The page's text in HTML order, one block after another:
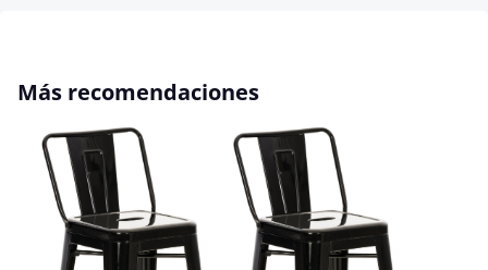
Omitir la galería de productos
Más recomendaciones